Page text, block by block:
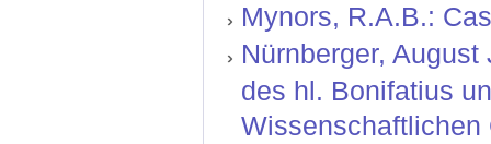
Mynors, R.A.B.:
Nürnberger,
des hl. Bonifatius
Wissenschaftlichen